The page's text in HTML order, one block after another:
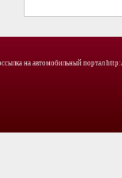
на автомобильный портал